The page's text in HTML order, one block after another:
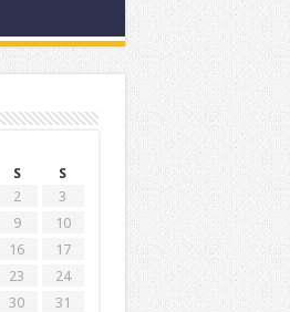
S
S
2
3
9
10
16
17
23
24
30
31